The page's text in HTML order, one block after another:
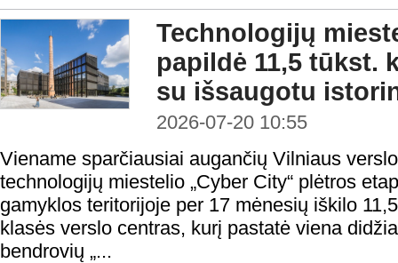
Technologijų
papildė 11,5 tūkst.
su išsaugotu
2026-07-20 10:55
Viename sparčiausiai augančių Vilniaus
technologijų miestelio „Cyber City“ plėtros
gamyklos teritorijoje per 17 mėnesių iškilo
klasės verslo centras, kurį pastatė viena
bendrovių „...